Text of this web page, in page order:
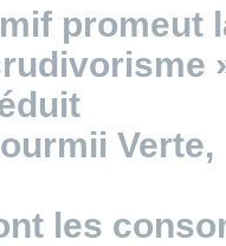
promeut
les